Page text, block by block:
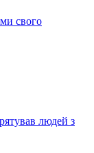
свого
людей з